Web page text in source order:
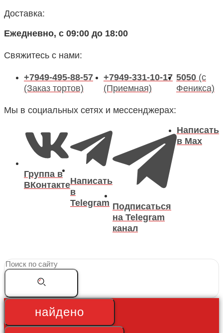
Доставка:
Ежедневно, с 09:00 до 18:00
Свяжитесь с нами:
+7949-495-88-57
(Заказ тортов)
+7949-331-10-17
(Приемная)
5050 (с
Феникса)
Мы в социальных сетях и мессенджерах:
Группа в
ВКонтактеНаписать
в
Telegram Подписаться
на Telegram
канал
Написать
в Max
Search
...
найдено